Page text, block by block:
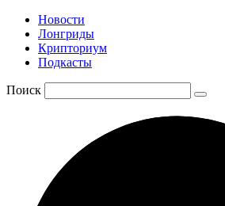
Новости
Лонгриды
Крипториум
Подкасты
Поиск